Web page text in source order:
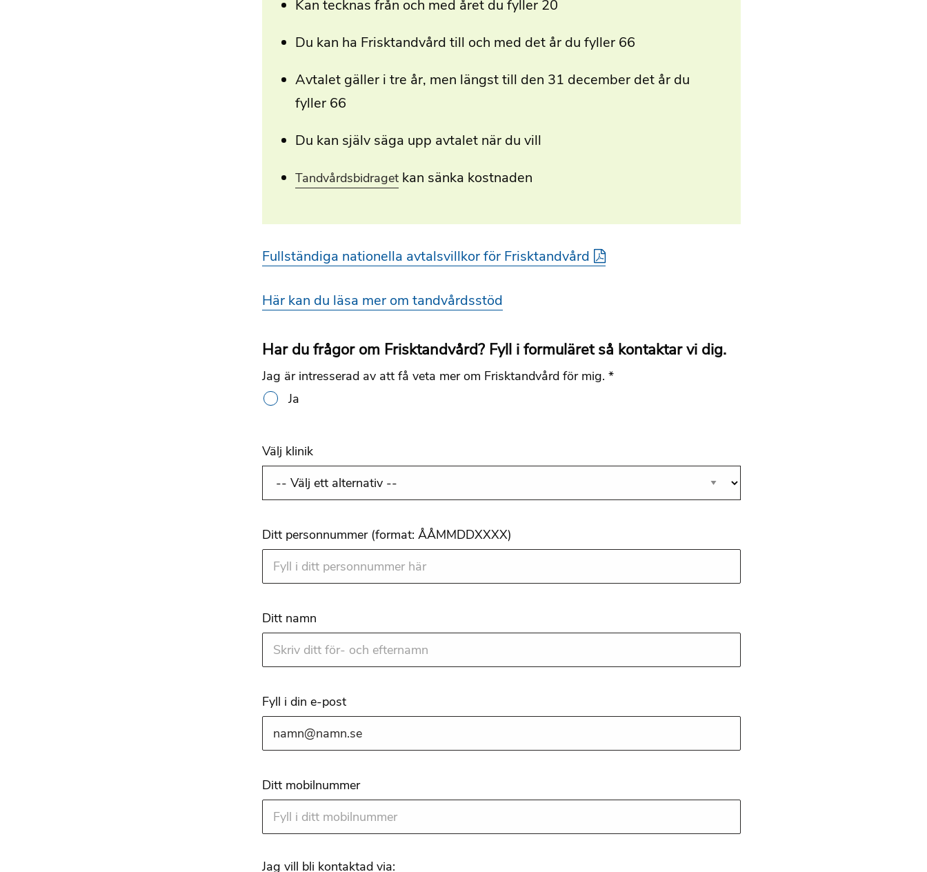
Kan tecknas från och med året du fyller 20
Du kan ha Frisktandvård till och med det år du fyller 66
Avtalet gäller i tre år, men längst till den 31 december det år du
fyller 66
Du kan själv säga upp avtalet när du vill
Tandvårdsbidragetkan sänka kostnaden
Fullständiga nationella avtalsvillkor för Frisktandvård
Här kan du läsa mer om tandvårdsstöd
Har du frågor om Frisktandvård? Fyll i formuläret så kontaktar vi dig.
Jag är intresserad av att få veta mer om Frisktandvård för mig. *
Ja
Välj klinik
Ditt personnummer (format: ÅÅMMDDXXXX)
Ditt namn
Fyll i din e-post
Ditt mobilnummer
Jag vill bli kontaktad via: